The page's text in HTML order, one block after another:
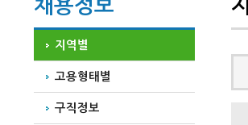
채용정보
지역별
고용형태별
구직정보